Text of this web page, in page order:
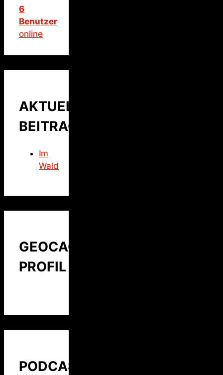
6
Benutzer
online
AKTUELLER
BEITRAG
Im
Wald
GEOCACHING
PROFIL
PODCAST: